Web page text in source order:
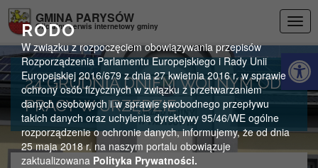
RODO
W związku z rozpoczęciem obowiązywania przepisów
Rozporządzenia Parlamentu Europejskiego i Rady Unii
Europejskiej 2016/679 z dnia 27 kwietnia 2016 r. w sprawie
ochrony osób fizycznych w związku z przetwarzaniem
danych osobowych i w sprawie swobodnego przepływu
takich danych oraz uchylenia dyrektywy 95/46/WE ogólne
rozporządzenie o ochronie danych, informujemy, że od dnia
25 maja 2018 r. na naszym portalu obowiązuje
zaktualizowana Polityka Prywatności.
GMINA PARYSÓW
Oficjalny serwis internetowy gminy
24 GRUDNIA DNIEM WOLNYM OD
PRACY W URZĘDZIE